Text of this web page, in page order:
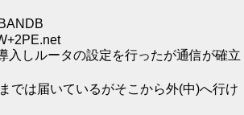
入しルータの設定を行ったが通信が確立
では届いているがそこから外(中)へ行け